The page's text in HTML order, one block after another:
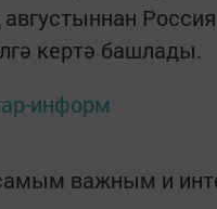
кертә башлады.
информ
важным и